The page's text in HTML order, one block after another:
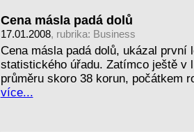
Cena másla padá dolů
17.01.2008, rubrika: Business
Cena másla padá dolů, ukázal první
statistického úřadu. Zatímco ještě
průměru skoro 38 korun, počátkem
více...